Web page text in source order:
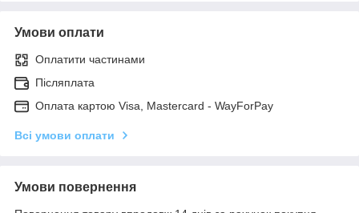
Умови оплати
Оплатити частинами
Післяплата
Оплата картою Visa, Mastercard - WayForPay
Всі умови оплати
Умови повернення